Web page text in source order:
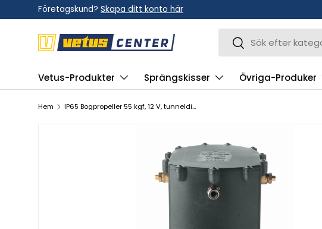
Hoppa till innehållet
Företagskund? Skapa ditt konto här
Sök
Vetus-Produkter Sprängskisser Övriga-Produker
Hem IP65 Bogpropeller 55 kgf, 12 V, tunneldiameter 150 mm